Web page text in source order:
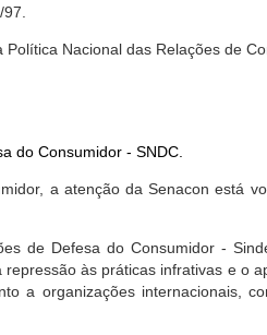
Nacional das Relações de
do Consumidor - SNDC.
a atenção da Senacon está
de Defesa do Consumidor -
às práticas infrativas e o
a organizações internacionais,